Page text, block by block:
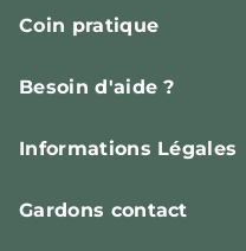
Coin pratique
Besoin d'aide ?
Informations Légales
Gardons contact